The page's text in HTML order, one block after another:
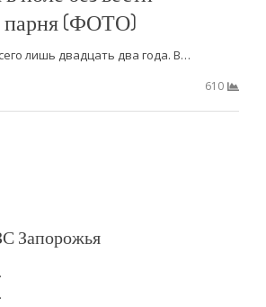
парня (ФОТО)
лишь двадцать два года. В…
610
Запорожья